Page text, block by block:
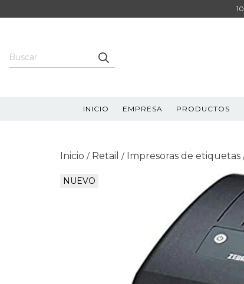
INICIO EMPRESA PRODUCTOS
Inicio / Retail / Impresoras de etiquetas
NUEVO